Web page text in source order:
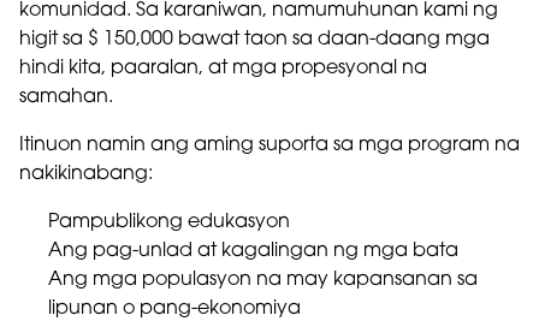
komunidad. Sa karaniwan, namumuhunan kami ng
higit sa $ 150,000 bawat taon sa daan-daang mga
hindi kita, paaralan, at mga propesyonal na
samahan.
Itinuon namin ang aming suporta sa mga program na
nakikinabang:
Pampublikong edukasyon
Ang pag-unlad at kagalingan ng mga bata
Ang mga populasyon na may kapansanan sa
lipunan o pang-ekonomiya